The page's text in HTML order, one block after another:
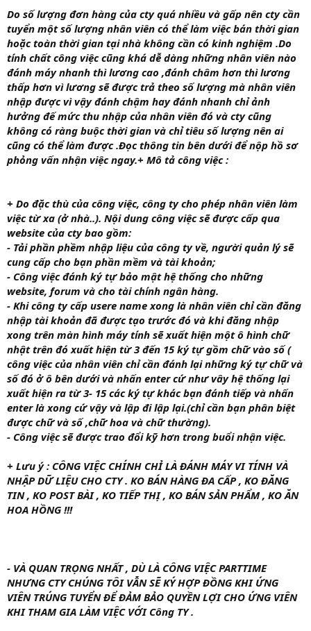
Do số lượng đơn hàng của cty quá nhiều và gấp nên cty cần
tuyển một số lượng nhân viên có thể làm việc bán thời gian
hoặc toàn thời gian tại nhà không cần có kinh nghiệm .Do
tính chất công việc cũng khá dễ dàng những nhân viên nào
đánh máy nhanh thì lương cao ,đánh châm hơn thì lương
thấp hơn vì lương sẽ được trả theo số lượng mà nhân viên
nhập được vì vậy đánh chậm hay đánh nhanh chỉ ảnh
hưởng đế mức thu nhập của nhân viên đó và cty cũng
không có ràng buộc thời gian và chỉ tiêu số lượng nên ai
cũng có thể làm được .Đọc thông tin bên dưới để nộp hồ sơ
phỏng vấn nhận việc ngay.+ Mô tả công việc :
+ Do đặc thù của công việc, công ty cho phép nhân viên làm
việc từ xa (ở nhà..). Nội dung công việc sẽ được cấp qua
website của cty bao gồm:
- Tải phần phềm nhập liệu của công ty về, người quản lý sẽ
cung cấp cho bạn phần mềm và tài khoản;
- Công việc đánh ký tự bảo mật hệ thống cho những
website, forum và cho tài chính ngân hàng.
- Khi công ty cấp usere name xong là nhân viên chỉ cần đăng
nhập tài khoản đã được tạo trước đó và khi đăng nhập
xong trên màn hình máy tính sẽ xuất hiện một ô hình chữ
nhật trên đó xuất hiện từ 3 đến 15 ký tự gồm chữ vào số (
công việc của nhân viên chỉ cần đánh lại những ký tự chữ và
số đó ở ô bên dưới và nhấn enter cứ như vây hệ thống lại
xuất hiện ra từ 3- 15 các ký tự khác bạn đánh tiếp và nhấn
enter là xong cứ vậy và lập đi lập lại.(chỉ cần bạn phân biệt
được chữ và số ,chữ hoa và chữ thường).
- Công việc sẽ được trao đổi kỹ hơn trong buổi nhận việc.
+ Lưu ý : CÔNG VIỆC CHÍNH CHỈ LÀ ĐÁNH MÁY VI TÍNH VÀ
NHẬP DỮ LIỆU CHO CTY . KO BÁN HÀNG ĐA CẤP , KO ĐĂNG
TIN , KO POST BÀI , KO TIẾP THỊ , KO BÁN SẢN PHẨM , KO ĂN
HOA HỒNG !!!
- VÀ QUAN TRỌNG NHẤT , DÙ LÀ CÔNG VIỆC PARTTIME
NHƯNG CTY CHÚNG TÔI VẪN SẼ KÝ HỢP ĐỒNG KHI ỨNG
VIÊN TRÚNG TUYỂN ĐỂ ĐẢM BẢO QUYỀN LỢI CHO ỨNG VIÊN
KHI THAM GIA LÀM VIỆC VỚI Công TY .